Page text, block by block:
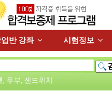
업반 강좌 시험정보
두부 샌드위치